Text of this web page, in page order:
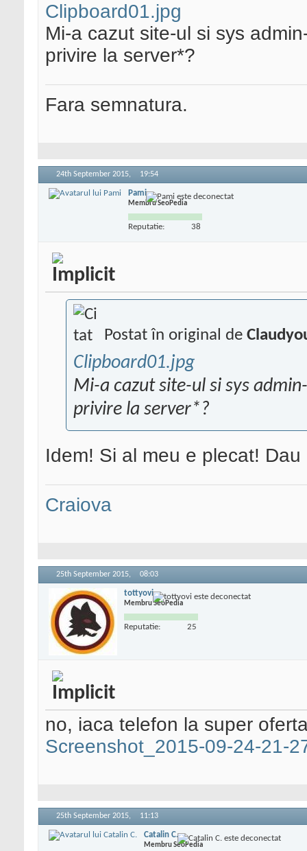
Clipboard01.jpg
Mi-a cazut site-ul si sys
privire la server*?
Fara semnatura.
24th September 2015, 19:54
Pami
Membru SeoPedia
Reputatie: 38
Postat în original de
Clipboard01.jpg
Mi-a cazut site-ul si sys
privire la server*?
Idem! Si al meu e plecat!
Craiova
25th September 2015, 08:03
tottyovi
Membru SeoPedia
Reputatie: 25
no, iaca telefon la super
Screenshot_2015-09-24-21-
25th September 2015, 11:13
Catalin C.
Membru SeoPedia